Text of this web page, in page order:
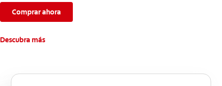
Comprar ahora
Descubra más